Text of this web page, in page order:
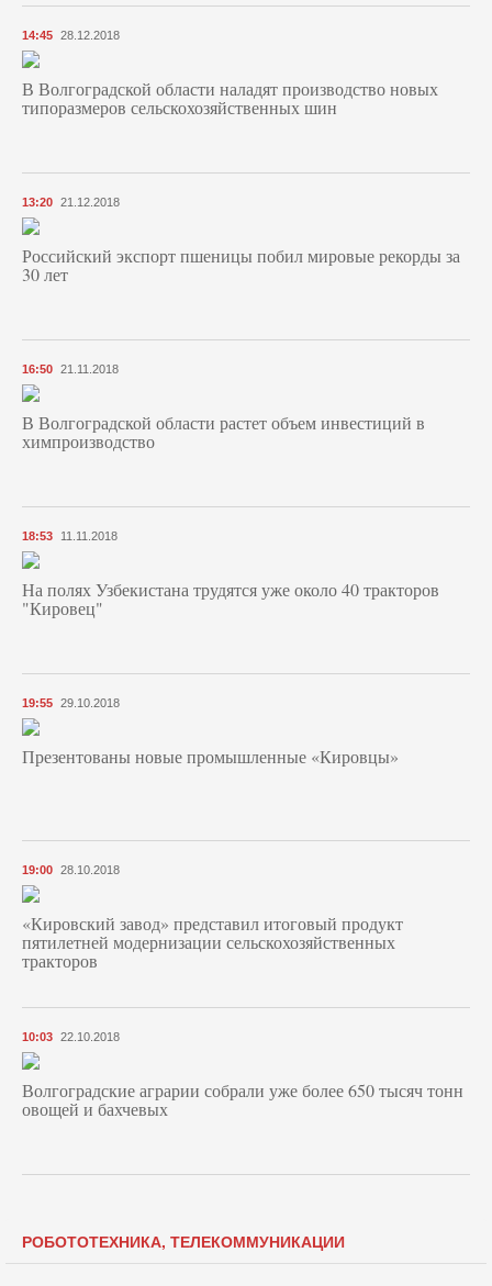
14:45 28.12.2018
В Волгоградской области наладят производство новых
типоразмеров сельскохозяйственных шин
13:20 21.12.2018
Российский экспорт пшеницы побил мировые рекорды за
30 лет
16:50 21.11.2018
В Волгоградской области растет объем инвестиций в
химпроизводство
18:53 11.11.2018
На полях Узбекистана трудятся уже около 40 тракторов
"Кировец"
19:55 29.10.2018
Презентованы новые промышленные «Кировцы»
19:00 28.10.2018
«Кировский завод» представил итоговый продукт
пятилетней модернизации сельскохозяйственных
тракторов
10:03 22.10.2018
Волгоградские аграрии собрали уже более 650 тысяч тонн
овощей и бахчевых
РОБОТОТЕХНИКА, ТЕЛЕКОММУНИКАЦИИ